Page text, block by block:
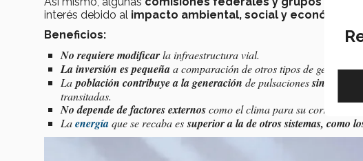
interés debido al impacto ambiental, social y económico
Beneficios:
No requiere modificarla infraestructura vial.
La inversión es pequeñaa comparación de otros tipos de
La población contribuye a la generación de pulsacionessin
transitadas.
No depende de factores externoscomo el clima para su correcto
Laenergíaque se recaba essuperior a la de otros sistemas, como